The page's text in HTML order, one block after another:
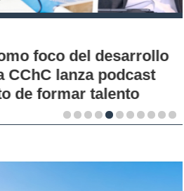
foco del desarrollo
lanza podcast
formar talento